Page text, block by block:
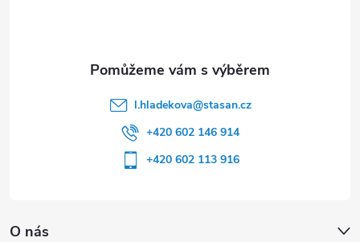
O nás
l.hladekova@stasan.cz
+420 602 146 914
+420 602 113 916